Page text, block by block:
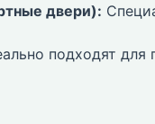
двери):
подходят